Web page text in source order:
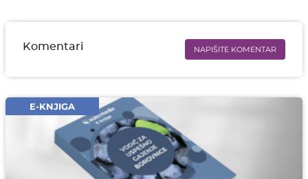
Komentari NAPIŠITE KOMENTAR
Email* obavezno
Komentar* obavezno
E-KNJIGA